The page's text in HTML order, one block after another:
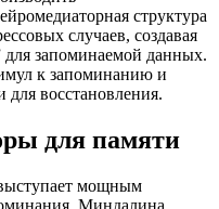
структура
случаев, создавая
для запоминаемой данных.
к запоминанию и
для восстановления.
для памяти
мощным
Миндалина,